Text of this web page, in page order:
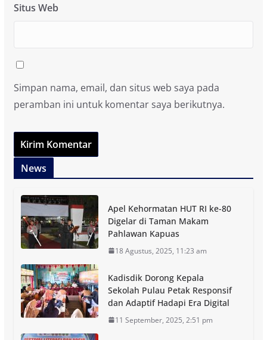
Situs Web
Simpan nama, email, dan situs web saya pada
peramban ini untuk komentar saya berikutnya.
News
Apel Kehormatan HUT RI ke-80
Digelar di Taman Makam
Pahlawan Kapuas
18 Agustus, 2025, 11:23 am
Kadisdik Dorong Kepala
Sekolah Pulau Petak Responsif
dan Adaptif Hadapi Era Digital
11 September, 2025, 2:51 pm